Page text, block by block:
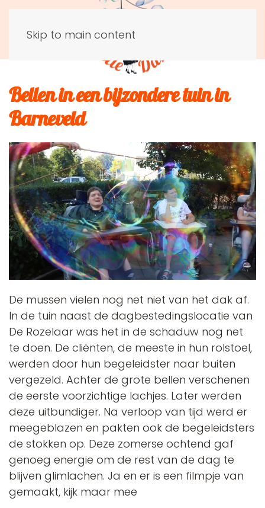
Skip to main content
Bellen in een bijzondere tuin in
Barneveld
De mussen vielen nog net niet van het dak af.
In de tuin naast de dagbestedingslocatie van
De Rozelaar was het in de schaduw nog net
te doen. De cliënten, de meeste in hun rolstoel,
werden door hun begeleidster naar buiten
vergezeld. Achter de grote bellen verschenen
de eerste voorzichtige lachjes. Later werden
deze uitbundiger. Na verloop van tijd werd er
meegeblazen en pakten ook de begeleidsters
de stokken op. Deze zomerse ochtend gaf
genoeg energie om de rest van de dag te
blijven glimlachen. Ja en er is een filmpje van
gemaakt, kijk maar mee